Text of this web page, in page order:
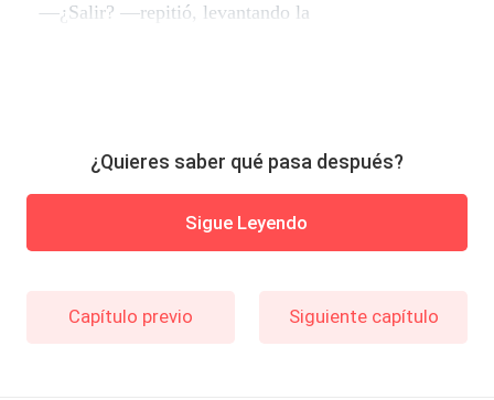
—¿Salir? —repitió, levantando la
¿Quieres saber qué pasa después?
Sigue Leyendo
Capítulo previo Siguiente capítulo